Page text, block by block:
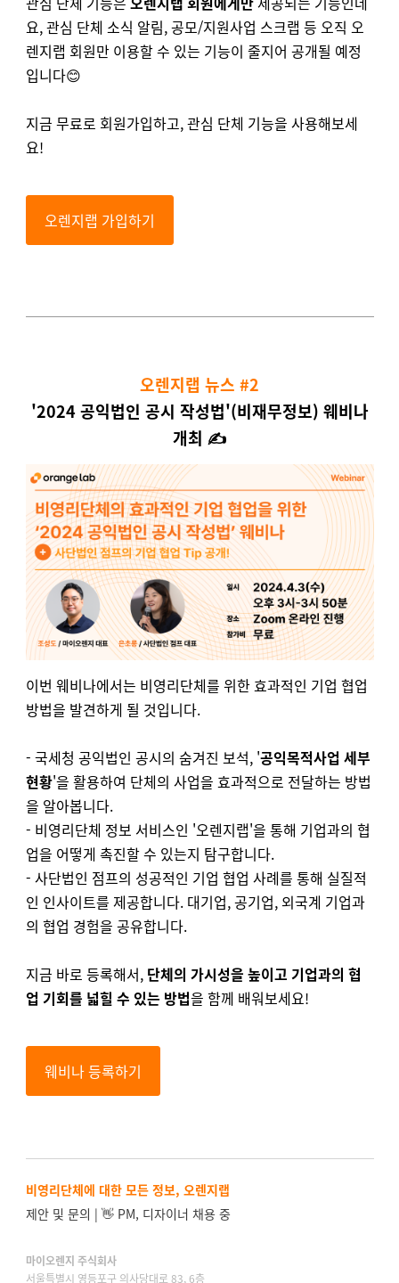
요, 관심 단체 소식 알림, 공모/지원사업 스크랩 등 오직 오
렌지랩 회원만 이용할 수 있는 기능이 줄지어 공개될 예정
입니다😊
지금 무료로 회원가입하고, 관심 단체 기능을 사용해보세
요!
오렌지랩 가입하기
오렌지랩 뉴스 #2
'2024 공익법인 공시 작성법'(비재무정보) 웨비나
개최 ✍️
이번 웨비나에서는 비영리단체를 위한 효과적인 기업 협업
방법을 발견하게 될 것입니다.
- 국세청 공익법인 공시의 숨겨진 보석, '공익목적사업 세부
현황'을 활용하여 단체의 사업을 효과적으로 전달하는 방법
을 알아봅니다.
- 비영리단체 정보 서비스인 '오렌지랩'을 통해 기업과의 협
업을 어떻게 촉진할 수 있는지 탐구합니다.
- 사단법인 점프의 성공적인 기업 협업 사례를 통해 실질적
인 인사이트를 제공합니다. 대기업, 공기업, 외국계 기업과
의 협업 경험을 공유합니다.
지금 바로 등록해서, 단체의 가시성을 높이고 기업과의 협
업 기회를 넓힐 수 있는 방법을 함께 배워보세요!
웨비나 등록하기
비영리단체에 대한 모든 정보, 오렌지랩
제안 및 문의 | 👋 PM, 디자이너 채용 중
마이오렌지 주식회사
서울특별시 영등포구 의사당대로 83, 6층